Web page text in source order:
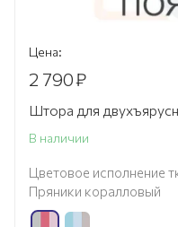
Цена:
2 790₽
Штора для
В наличии
Цветовое исполнение
Пряники коралловый